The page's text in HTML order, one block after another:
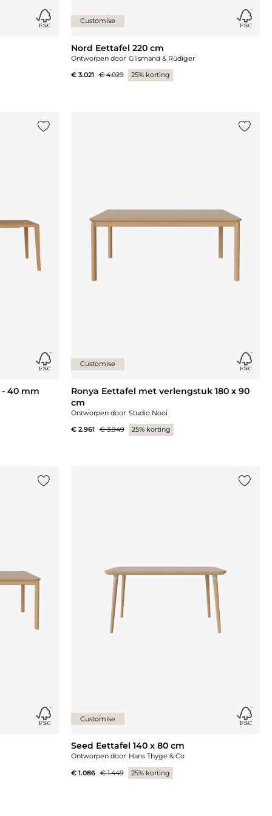
Customise
Nord Eettafel 220 cm
Ontworpen door Glismand & Rüdiger
€ 3.021 € 4.029 25% korting
- 40 mm
Customise
Ronya Eettafel met verlengstuk 180 x 90
cm
Ontworpen door Studio Nooi
€ 2.961 € 3.949 25% korting
Customise
Seed Eettafel 140 x 80 cm
Ontworpen door Hans Thyge & Co
€ 1.086 € 1.449 25% korting